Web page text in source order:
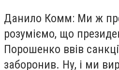
Данило Комм: Ми ж
розуміємо, що
Порошенко ввів
заборонив. Ну, і ми